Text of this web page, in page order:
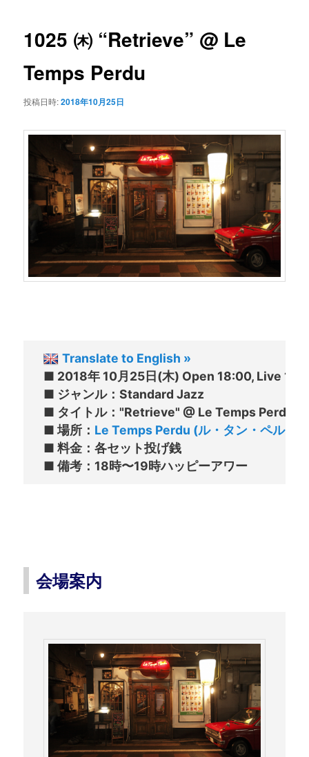
ン
テ
へ
移
動
ゲ
シ
ン
1025 ㈭ “Retrieve” @ Le
Temps Perdu
投稿日時:2018年10月25日
Translate to English »
■ 2018年 10月25日(木) Open 18:00, Live
■ ジャンル：Standard Jazz
■ タイトル："Retrieve" @ Le Temps Perdu (
■ 場所： Le Temps Perdu (ル・タン・ペルデ
■ 料金：各セット投げ銭
会場案内